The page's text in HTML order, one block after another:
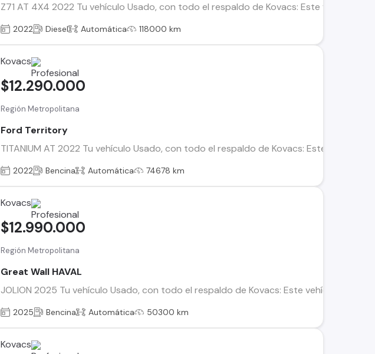
Z71 AT 4X4 2022 Tu vehículo Usado, con todo el respaldo de Kovacs: Este vehículo
2022 Diesel Automática 118000 km
Kovacs
Región Metropolitana
Ford Territory
TITANIUM AT 2022 Tu vehículo Usado, con todo el respaldo de Kovacs: Este
$12.290.000
2022 Bencina Automática 74678 km
Kovacs
Región Metropolitana
Great Wall HAVAL
JOLION 2025 Tu vehículo Usado, con todo el respaldo de Kovacs: Este vehículo ha
$12.990.000
2025 Bencina Automática 50300 km
Kovacs